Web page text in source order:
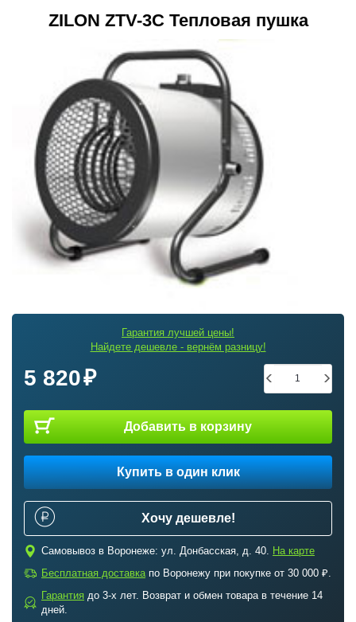
ZILON ZTV-3C Тепловая пушка
Гарантия лучшей цены!
Найдете дешевле - вернём разницу!
5 820
Добавить в корзину
Купить в один клик
Хочу дешевле!
c Самовывоз в Воронеже: ул. Донбасская, д. 40. На карте
a Бесплатная доставкапо Воронежу при покупке от 30 000 ₽.
b
Гарантия до 3-х лет. Возврат и обмен товара в течение 14
дней.